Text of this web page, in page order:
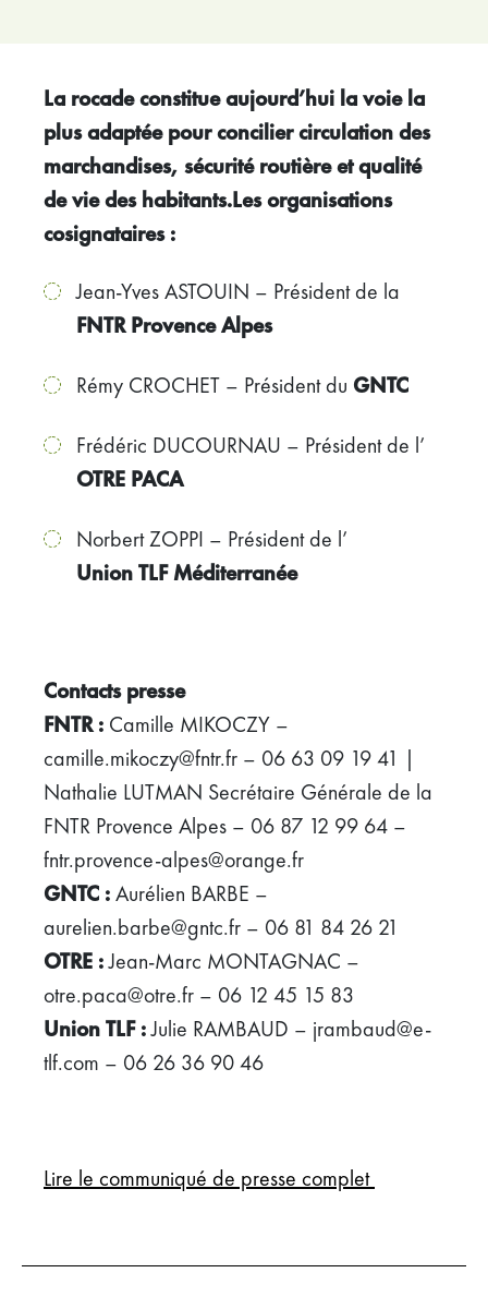
La rocade constitue aujourd’hui la voie la
plus adaptée pour concilier circulation des
marchandises, sécurité routière et qualité
de vie des habitants.Les organisations
cosignataires :
Jean-Yves ASTOUIN – Président de la
FNTR Provence Alpes
Rémy CROCHET – Président du GNTC
Frédéric DUCOURNAU – Président de l’
OTRE PACA
Norbert ZOPPI – Président de l’
Union TLF Méditerranée
Contacts presse
FNTR : Camille MIKOCZY –
camille.mikoczy@fntr.fr – 06 63 09 19 41 |
Nathalie LUTMAN Secrétaire Générale de la
FNTR Provence Alpes – 06 87 12 99 64 –
fntr.provence-alpes@orange.fr
GNTC :Aurélien BARBE –
aurelien.barbe@gntc.fr – 06 81 84 26 21
OTRE :Jean-Marc MONTAGNAC –
otre.paca@otre.fr – 06 12 45 15 83
Union TLF :Julie RAMBAUD – jrambaud@e-
tlf.com – 06 26 36 90 46
Lire le communiqué de presse complet